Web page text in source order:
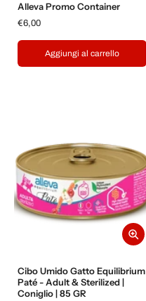
Alleva Promo Container
€6,00
Aggiungi al carrello
Cibo Umido Gatto Equilibrium
Paté - Adult & Sterilized |
Coniglio | 85 GR